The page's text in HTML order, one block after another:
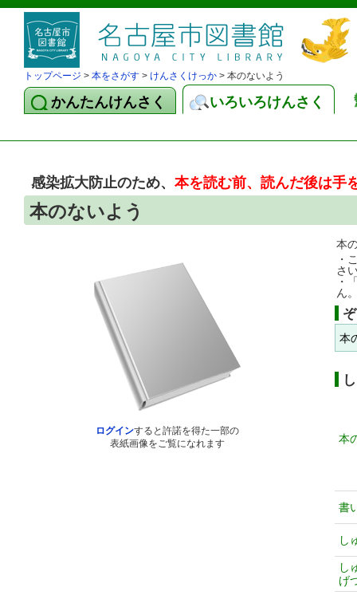
トップページ > 本をさがす > けんさくけっか > 本のないよう
かんたんけんさく いろいろけんさく
感染拡大防止のため、本を読む前、読んだ後は手
本のないよう
ログインすると許諾を得た一部の
表紙画像をご覧になれます
本
・
さ
・
ん
本
本
書
し
し
げ